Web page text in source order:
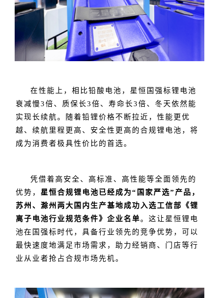
在性能上，相比铅酸电池，星恒国强标锂电池
衰减慢3倍、质保长3倍、寿命长3倍、冬天依然能
实现长续航。随着铅锂价格不断拉近，性能更优
越、续航里程更高、安全性更高的合规锂电池，将
成为消费者极具性价比的首选。
凭借着高安全、高标准、高性能等全面领先的
优势，星恒合规锂电池已经成为“国家严选”产品，
苏州、滁州两大国内生产基地成功入选工信部
《锂
离子电池行业规范条件》企业名单。这让星恒锂电
池在国强标时代，具备行业领先的竞争优势，可以
最快速度地满足市场需求，助力经销商、门店等行
业从业者抢占合规市场先机。